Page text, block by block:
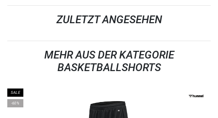
ZULETZT ANGESEHEN
MEHR AUS DER KATEGORIE
BASKETBALLSHORTS
SALE
-60%